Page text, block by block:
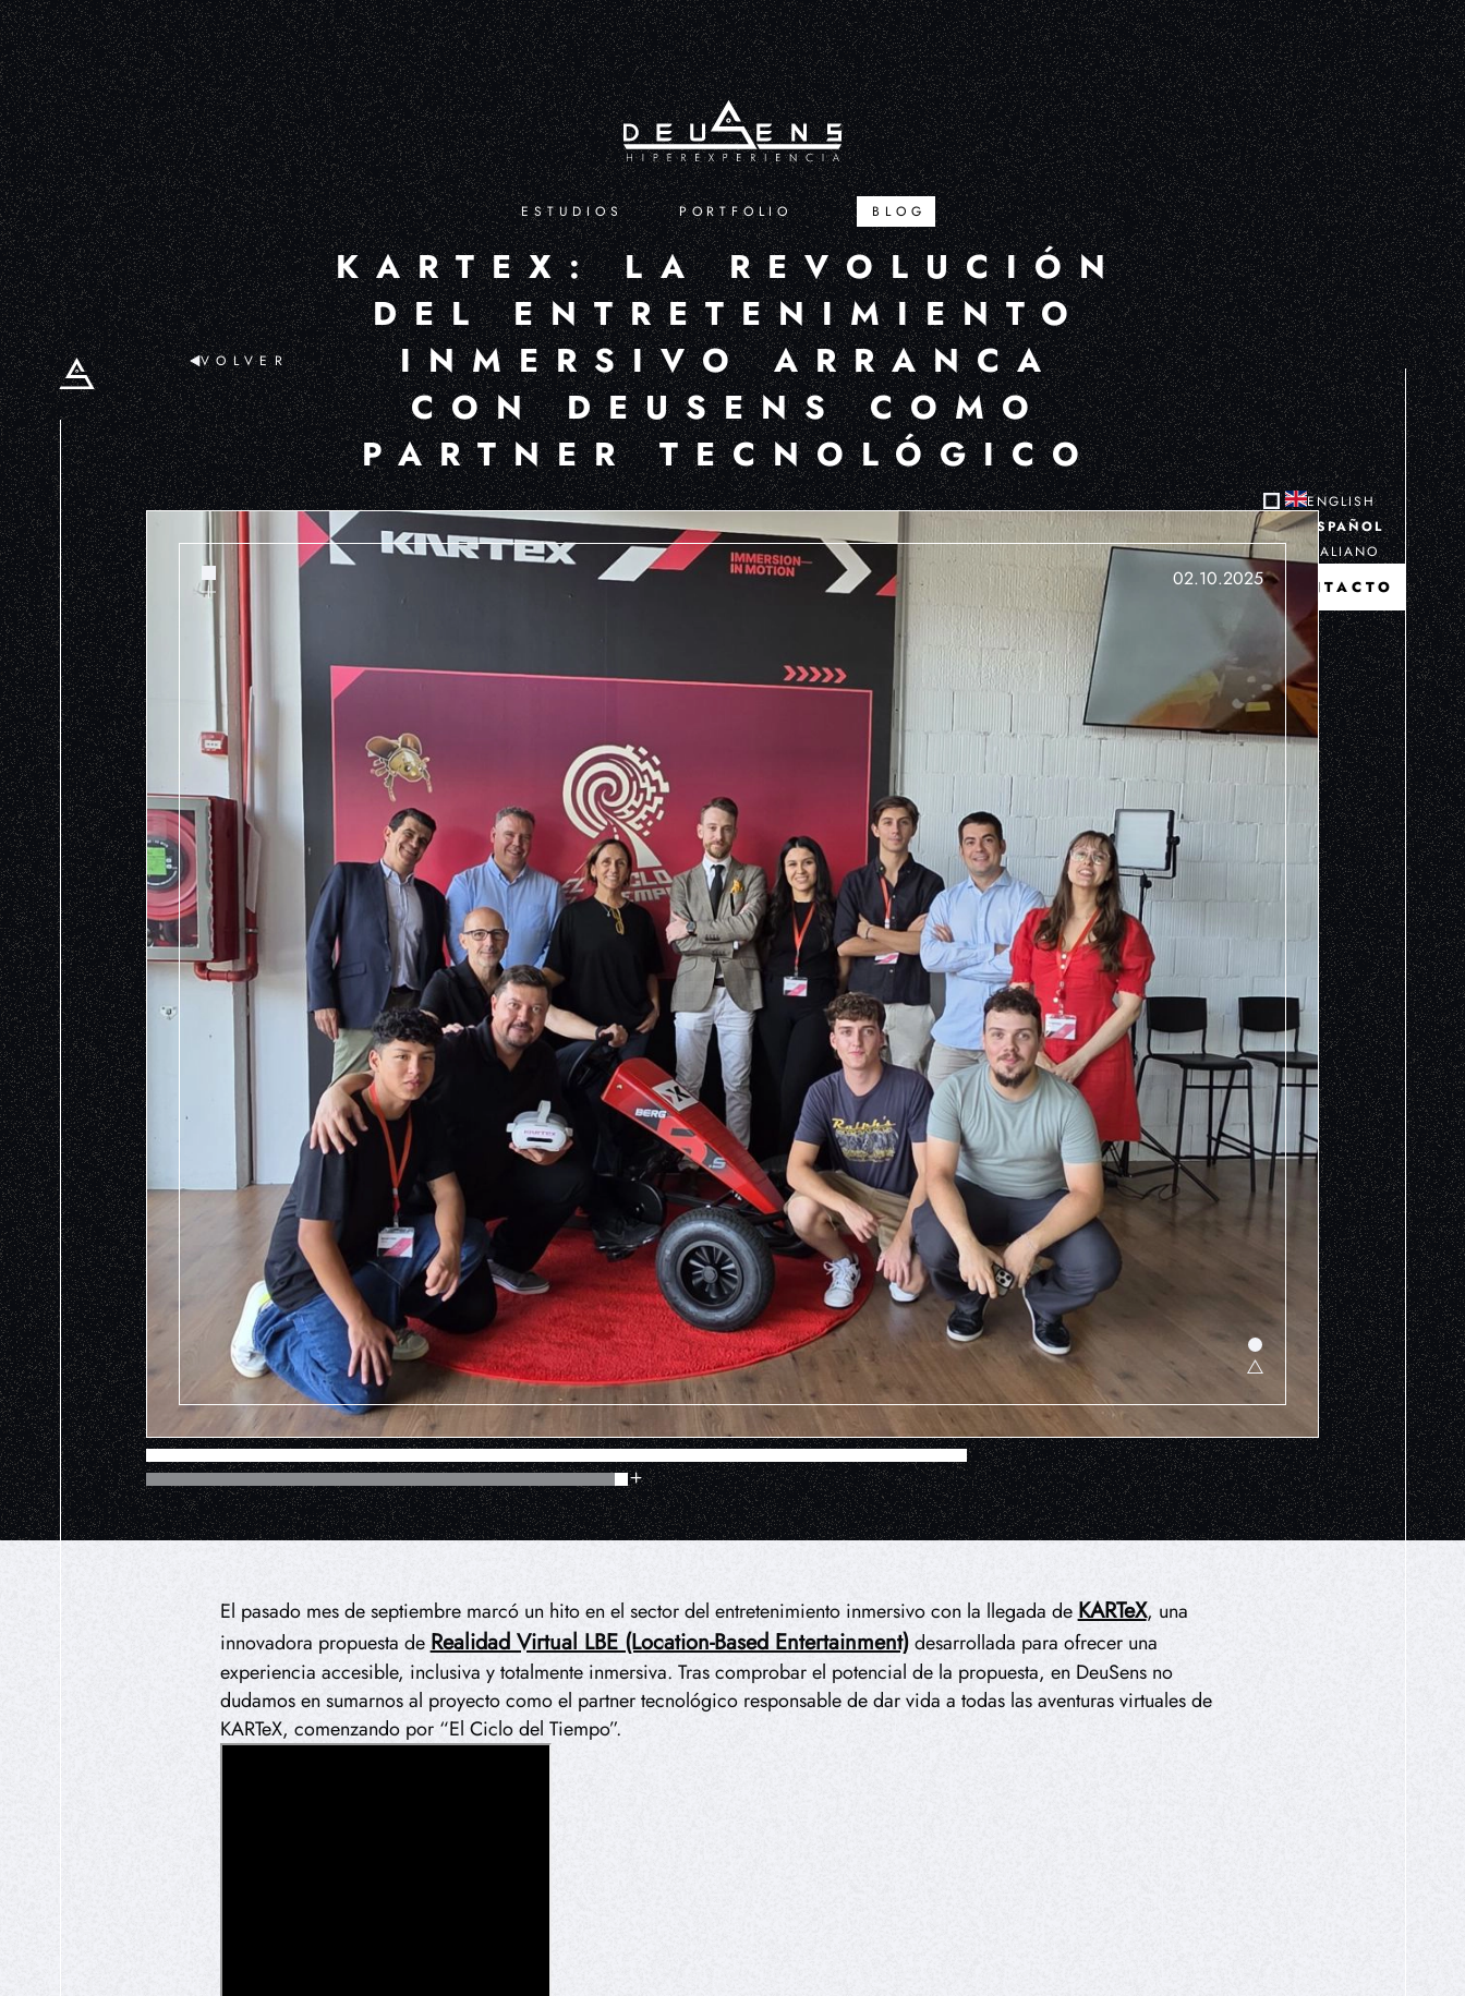
ENGLISH
ESPAÑOL
ITALIANO
CONTACTO
ESTUDIOS PORTFOLIO BLOG
VOLVER
KARTEX: LA REVOLUCIÓN
DEL ENTRETENIMIENTO
INMERSIVO ARRANCA
CON DEUSENS COMO
PARTNER TECNOLÓGICO
02.10.2025
El pasado mes de septiembre marcó un hito en el sector del entretenimiento inmersivo con la llegada deKARTeX, una
innovadora propuesta deRealidad Virtual LBE (Location-Based Entertainment)desarrollada para ofrecer una
experiencia accesible, inclusiva y totalmente inmersiva. Tras comprobar el potencial de la propuesta, en DeuSens no
dudamos en sumarnos al proyecto como el partner tecnológico responsable de dar vida a todas las aventuras virtuales de
KARTeX, comenzando por “El Ciclo del Tiempo”.